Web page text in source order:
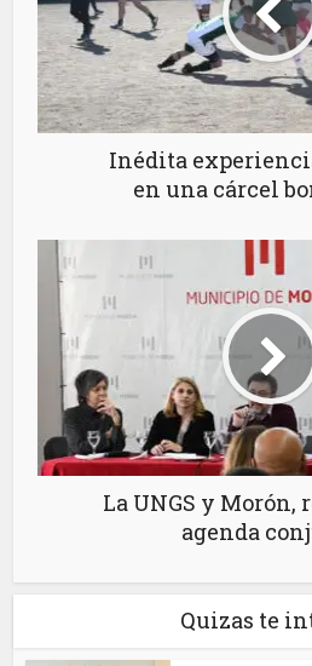
Inédita
en una cárcel
La UNGS y Morón,
agenda
Quizas te